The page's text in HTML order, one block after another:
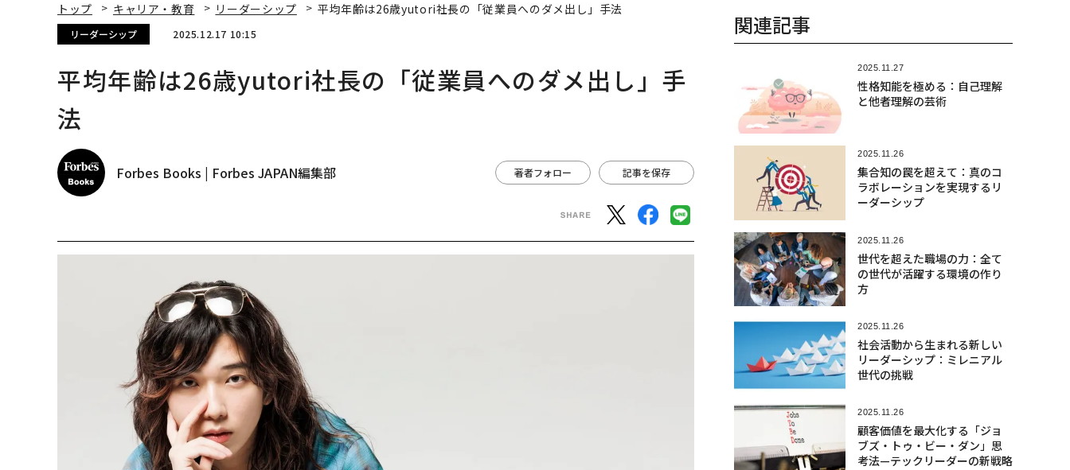
トップ キャリア・教育 リーダーシップ 平均年齢は26歳yutori社長の「従業員へのダメ出し」手法
リーダーシップ 2025.12.17 10:15
平均年齢は26歳yutori社長の「従業員へのダメ出し」手
法
Forbes Books | Forbes JAPAN編集部 著者フォロー 記事を保存
関連記事
2025.11.27
性格知能を極める：自己理解
と他者理解の芸術
2025.11.26
集合知の罠を超えて：真のコ
ラボレーションを実現するリ
ーダーシップ
2025.11.26
世代を超えた職場の力：全て
の世代が活躍する環境の作り
方
2025.11.26
社会活動から生まれる新しい
リーダーシップ：ミレニアル
世代の挑戦
2025.11.26
顧客価値を最大化する「ジョ
ブズ・トゥ・ビー・ダン」思
考法—テックリーダーの新戦略